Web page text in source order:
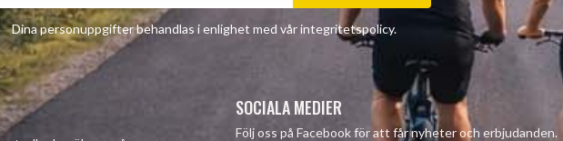
Dina personuppgifter behandlas i enlighet med vårintegritetspolicy.
SOCIALA MEDIER
Följ oss på Facebook för att får nyheter och erbjudanden.